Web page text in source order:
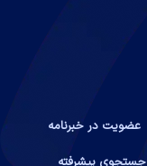
عضویت در خبرنامه
جستجوی پیشرفته